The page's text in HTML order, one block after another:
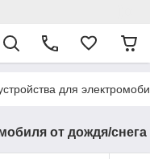
для
от дождя/снега